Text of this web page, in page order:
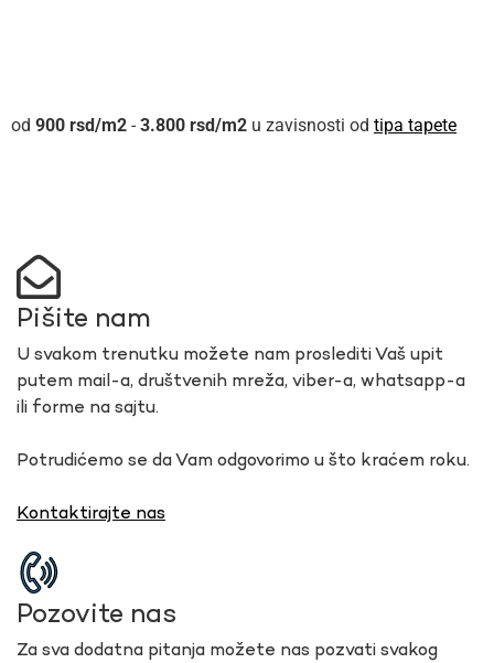
900 rsd - 3.800 rsd u zavisnosti od tipa tapete
Pišite nam
U svakom trenutku možete nam proslediti Vaš upit
putem mail-a, društvenih mreža, viber-a, whatsapp-a
ili forme na sajtu.
Potrudićemo se da Vam odgovorimo u što kraćem roku.
Kontaktirajte nas
Pozovite nas
Za sva dodatna pitanja možete nas pozvati svakog